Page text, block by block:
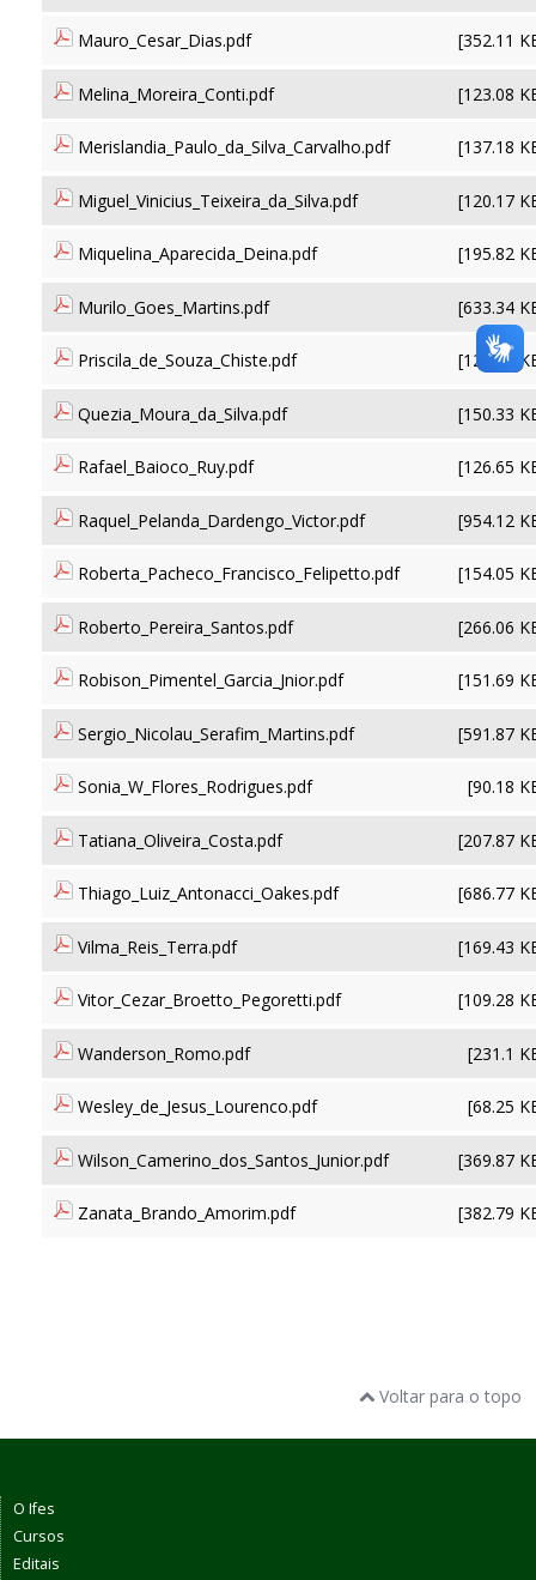
Mauro_Cesar_Dias.pdf [352.11
Melina_Moreira_Conti.pdf [123.08
Merislandia_Paulo_da_Silva_Carvalho.pdf [137.18
Miguel_Vinicius_Teixeira_da_Silva.pdf [120.17
Miquelina_Aparecida_Deina.pdf [195.82
Murilo_Goes_Martins.pdf [633.34
Priscila_de_Souza_Chiste.pdf [124.61
Quezia_Moura_da_Silva.pdf [150.33
Rafael_Baioco_Ruy.pdf [126.65
Raquel_Pelanda_Dardengo_Victor.pdf [954.12
Roberta_Pacheco_Francisco_Felipetto.pdf [154.05
Roberto_Pereira_Santos.pdf [266.06
Robison_Pimentel_Garcia_Jnior.pdf [151.69
Sergio_Nicolau_Serafim_Martins.pdf [591.87
Sonia_W_Flores_Rodrigues.pdf [90.18
Tatiana_Oliveira_Costa.pdf [207.87
Thiago_Luiz_Antonacci_Oakes.pdf [686.77
Vilma_Reis_Terra.pdf [169.43
Vitor_Cezar_Broetto_Pegoretti.pdf [109.28
Wanderson_Romo.pdf [231.1
Wesley_de_Jesus_Lourenco.pdf [68.25
Wilson_Camerino_dos_Santos_Junior.pdf [369.87
Zanata_Brando_Amorim.pdf [382.79
Voltar para o topo
O Ifes
Cursos
Editais